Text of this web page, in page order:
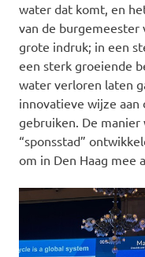
water dat komt, en
van de burgemeester
grote indruk; in een
een sterk groeiende
water verloren laten
innovatieve wijze
gebruiken. De manier
“sponsstad”
om in Den Haag mee